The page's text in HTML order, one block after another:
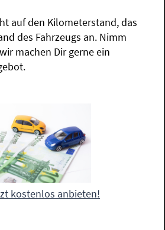
auf den Kilometerstand, das
des Fahrzeugs an. Nimm
machen Dir gerne ein
kostenlos anbieten!